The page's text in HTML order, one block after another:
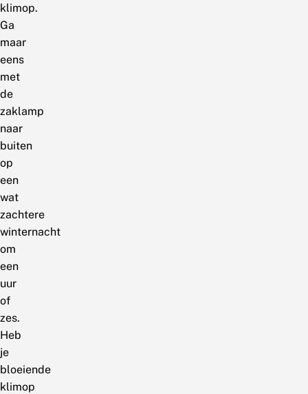
klimop.
Ga
maar
eens
met
de
zaklamp
naar
buiten
op
een
wat
zachtere
winternacht
om
een
uur
of
zes.
Heb
je
bloeiende
klimop